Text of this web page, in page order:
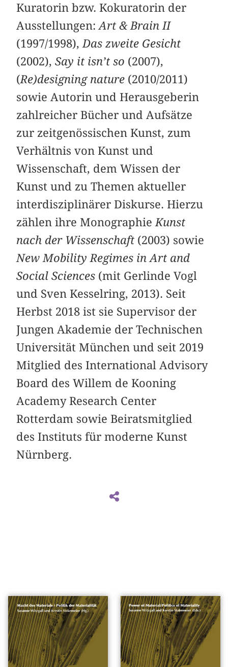
Kuratorin bzw. Kokuratorin der
Ausstellungen:Art & Brain II
(1997/1998),Das zweite Gesicht
(2002),Say it isn’t so (2007),
(Re)designing nature (2010/2011)
sowie Autorin und Herausgeberin
zahlreicher Bücher und Aufsätze
zur zeitgenössischen Kunst, zum
Verhältnis von Kunst und
Wissenschaft, dem Wissen der
Kunst und zu Themen aktueller
interdisziplinärer Diskurse. Hierzu
zählen ihre MonographieKunst
nach der Wissenschaft (2003) sowie
New Mobility Regimes in Art and
Social Sciences (mit Gerlinde Vogl
und Sven Kesselring, 2013). Seit
Herbst 2018 ist sie Supervisor der
Jungen Akademie der Technischen
Universität München und seit 2019
Mitglied des International Advisory
Board des Willem de Kooning
Academy Research Center
Rotterdam sowie Beiratsmitglied
des Instituts für moderne Kunst
Nürnberg.